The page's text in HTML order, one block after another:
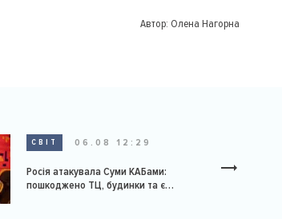
Автор: Олена Нагорна
СВІТ 06.08 12:29
Росія атакувала Суми КАБами:
пошкоджено ТЦ, будинки та є